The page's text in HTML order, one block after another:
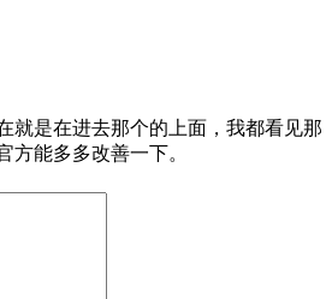
就是在进去那个的上面，我都看见那
方能多多改善一下。